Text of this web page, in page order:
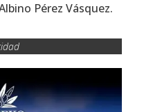
Pérez Vásquez.